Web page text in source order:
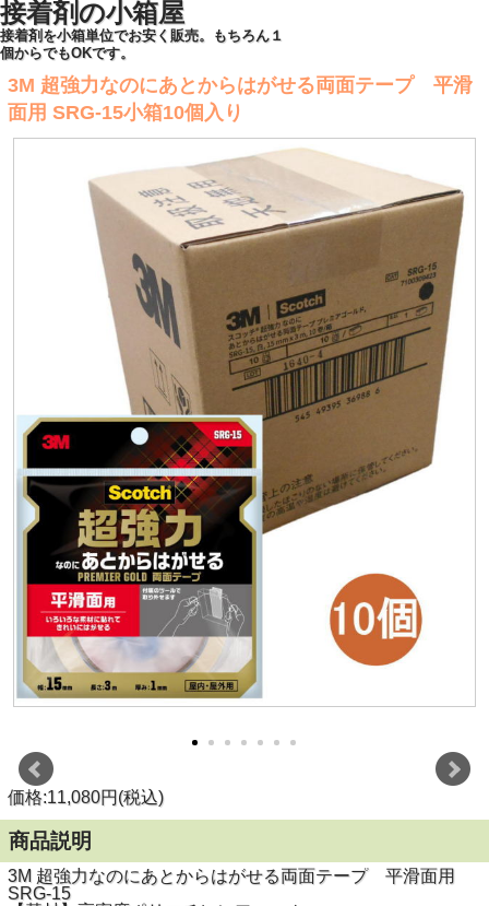
接着剤の小箱屋
接着剤を小箱単位でお安く販売。もちろん１
個からでもOKです。
3M 超強力なのにあとからはがせる両面テープ 平滑
面用 SRG-15小箱10個入り
価格:11,080円(税込)
商品説明
3M 超強力なのにあとからはがせる両面テープ 平滑面用
SRG-15